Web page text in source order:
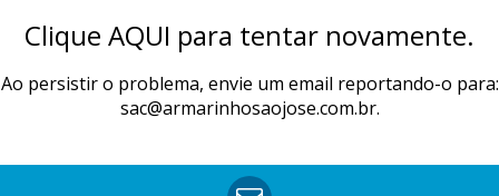
Clique AQUI para tentar novamente.
Ao persistir o problema, envie um email reportando-o para:
sac@armarinhosaojose.com.br.